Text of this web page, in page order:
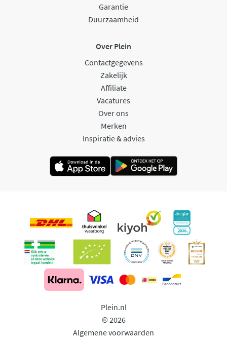
Garantie
Duurzaamheid
Over Plein
Contactgegevens
Zakelijk
Affiliate
Vacatures
Over ons
Merken
Inspiratie & advies
Plein.nl
© 2026
Algemene voorwaarden